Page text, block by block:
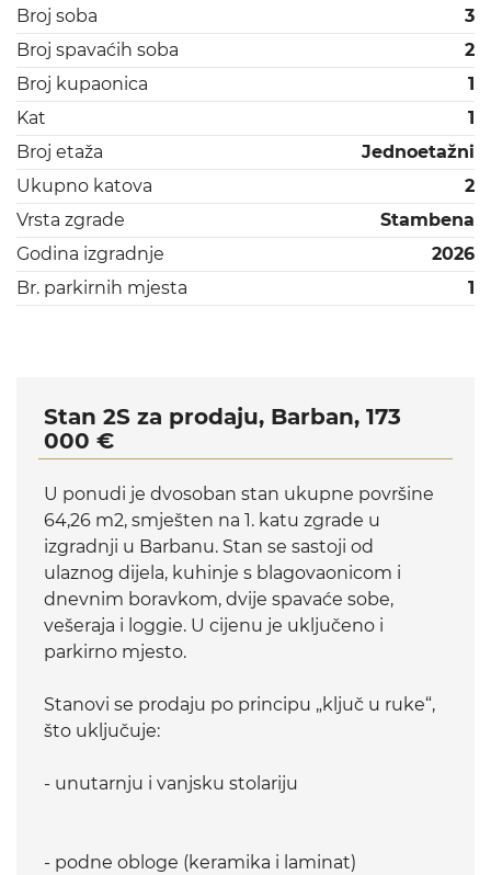
Broj soba
3
Broj spavaćih soba
2
Broj kupaonica
1
Kat
1
Broj etaža
Jednoetažni
Ukupno katova
2
Vrsta zgrade
Stambena
Godina izgradnje
2026
Br. parkirnih mjesta
1
Stan 2S za prodaju, Barban, 173
000 €
U ponudi je dvosoban stan ukupne površine
64,26 m2, smješten na 1. katu zgrade u
izgradnji u Barbanu. Stan se sastoji od
ulaznog dijela, kuhinje s blagovaonicom i
dnevnim boravkom, dvije spavaće sobe,
vešeraja i loggie. U cijenu je uključeno i
parkirno mjesto.
Stanovi se prodaju po principu „ključ u ruke“,
što uključuje:
- unutarnju i vanjsku stolariju
- podne obloge (keramika i laminat)